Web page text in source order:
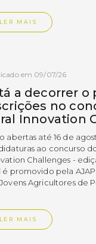
LER MAIS
em 09/07/26
a decorrer o
no
Innovation
abertas até 16 de
ao concurso
Challenges -
é promovido pela AJAP
Agricultores de
LER MAIS